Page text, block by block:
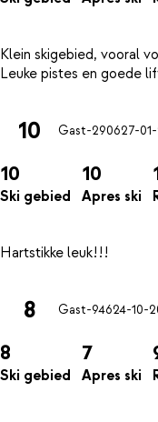
Klein skigebied, vooral
10 Gast-290627-
10
Ski gebied
10
Apres ski
8 Gast-94624-10-
8
Ski gebied
7
Apres ski